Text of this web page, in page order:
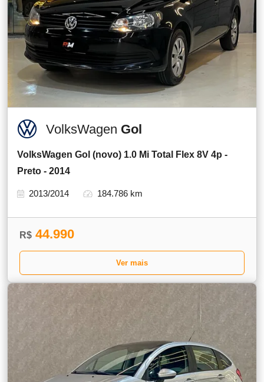
VolksWagen Gol
VolksWagen Gol (novo) 1.0 Mi Total Flex 8V 4p -
Preto - 2014
2013/2014 184.786 km
R$ 44.990
Ver mais